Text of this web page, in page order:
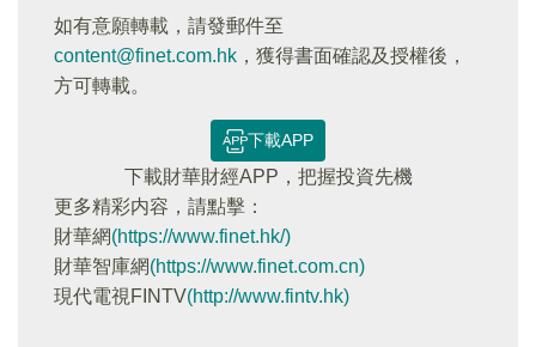
如有意願轉載，請發郵件至
content@finet.com.hk ，獲得書面確認及授權後，
方可轉載。
下載APP
下載財華財經APP，把握投資先機
更多精彩内容，請點擊：
財華網(https://www.finet.hk/)
財華智庫網(https://www.finet.com.cn)
現代電視FINTV(http://www.fintv.hk)